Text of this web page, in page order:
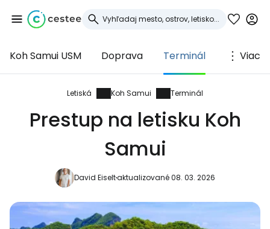
Koh Samui USM Doprava Terminál Viac
Letiská Koh Samui Terminál
Prestup na letisku Koh
Samui
David Eiseltaktualizované 08. 03. 2026
Prihláste sa do
služby Cestee
... celosvetovej komunity cestovateľov
Pokračovať na Facebooku